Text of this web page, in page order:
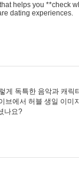
helps you **check
dating experiences.
게 독특한 음악과 캐릭
브에서 허블 생일 이미
나요?